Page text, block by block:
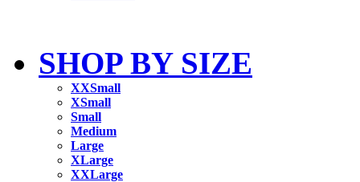
SHOP BY SIZE
XXSmall
XSmall
Small
Medium
Large
XLarge
XXLarge